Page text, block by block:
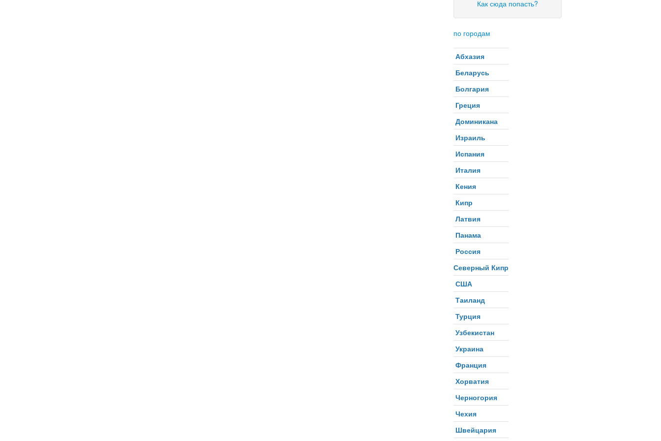
Как сюда попасть?
по городам
Абхазия
Беларусь
Болгария
Греция
Доминикана
Израиль
Испания
Италия
Кения
Кипр
Латвия
Панама
Россия
Северный Кипр
США
Таиланд
Турция
Узбекистан
Украина
Франция
Хорватия
Черногория
Чехия
Швейцария